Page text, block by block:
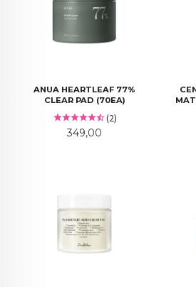
ANUA HEARTLEAF 77%
CLEAR PAD (70EA)
(2)
Pris
349,00